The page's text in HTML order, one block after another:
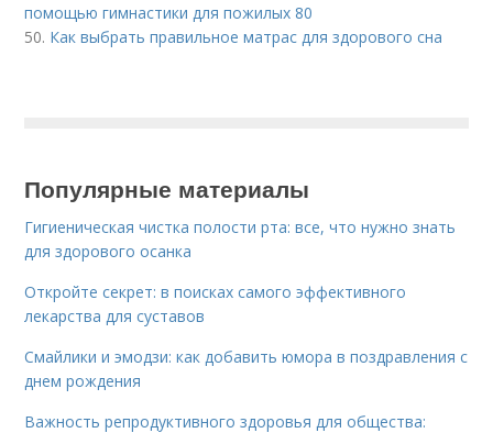
помощью гимнастики для пожилых 80
50. Как выбрать правильное матрас для здорового сна
Популярные материалы
Гигиеническая чистка полости рта: все, что нужно знать
для здорового осанка
Откройте секрет: в поисках самого эффективного
лекарства для суставов
Смайлики и эмодзи: как добавить юмора в поздравления с
днем рождения
Важность репродуктивного здоровья для общества: